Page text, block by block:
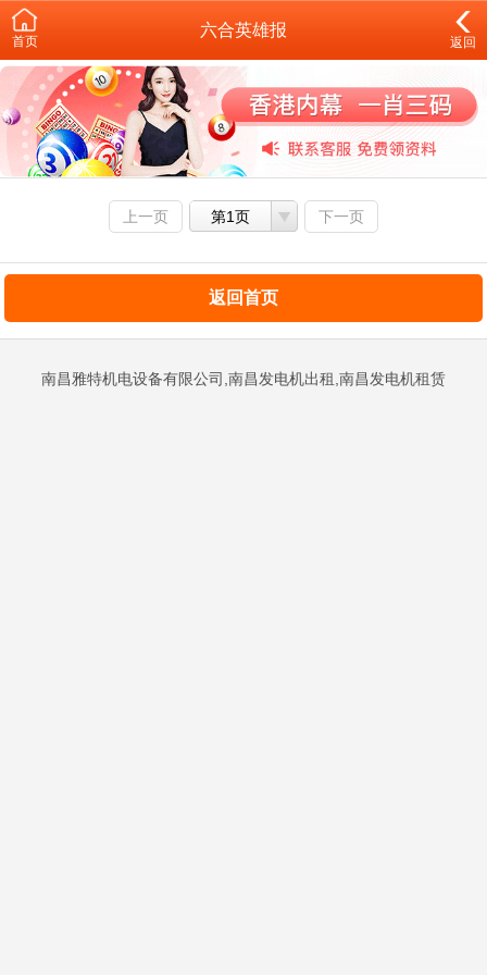
首页
六合英雄报
返回
上一页 第1页 下一页
返回首页
南昌雅特机电设备有限公司,南昌发电机出租,南昌发电机租赁